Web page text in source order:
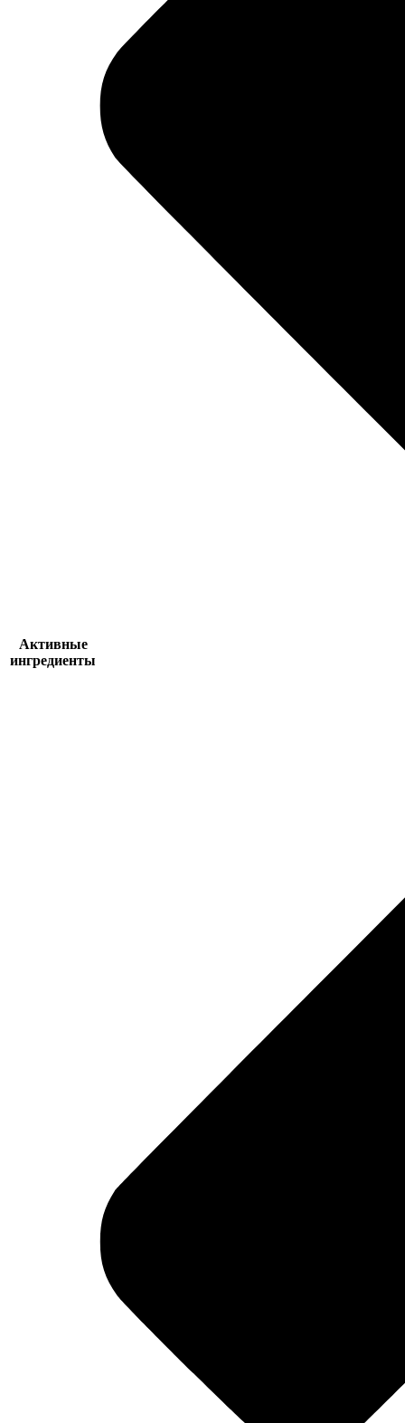
Активные
ингредиенты